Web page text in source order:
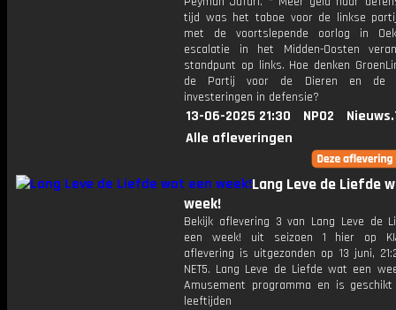
tijd was het taboe voor de linkse
met de voortslepende oorlog in
escalatie in het Midden-Oosten
standpunt op links. Hoe denken
de Partij voor de Dieren en de
investeringen in defensie?
13-06-2025 21:30 NPO2
Alle afleveringen
Lang Leve de Liefde
week!
Bekijk aflevering 3 van Lang Leve de
een week! uit seizoen 1 hier op
aflevering is uitgezonden op 13 juni,
NET5. Lang Leve de Liefde wat een
Amusement programma en is
leeftijden